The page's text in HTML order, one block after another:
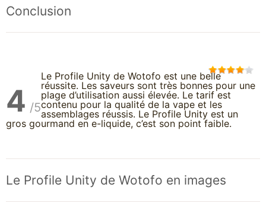
Conclusion
4 /5
Le Profile Unity de Wotofo est une belle
réussite. Les saveurs sont très bonnes pour une
plage d’utilisation aussi élevée. Le tarif est
contenu pour la qualité de la vape et les
assemblages réussis. Le Profile Unity est un
gros gourmand en e-liquide, c’est son point faible.
Le Profile Unity de Wotofo en images